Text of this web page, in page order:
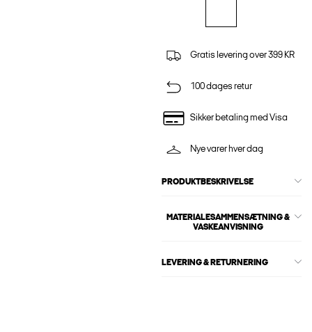
Gratis levering over 399 KR
100 dages retur
Sikker betaling med Visa
Nye varer hver dag
PRODUKTBESKRIVELSE
MATERIALESAMMENSÆTNING &
VASKEANVISNING
LEVERING & RETURNERING